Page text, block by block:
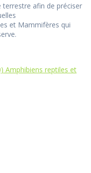
terrestre afin de préciser
et Mammifères qui
Amphibiens reptiles et